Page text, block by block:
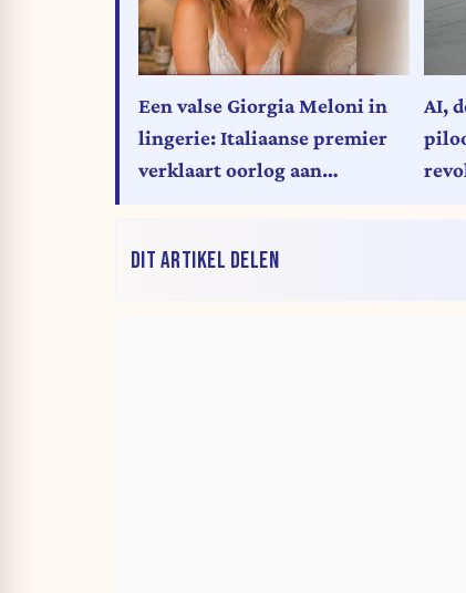
Een valse Giorgia Meloni in
lingerie: Italiaanse premier
verklaart oorlog aan
AI,
DIT ARTIKEL DELEN